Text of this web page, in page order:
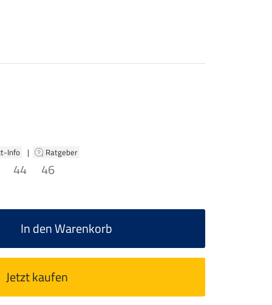
Info | Ratgeber
44 46
In den Warenkorb
Jetzt kaufen